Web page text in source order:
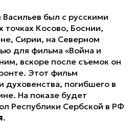
был с русскими
точках Косово, Боснии,
Сирии, на Северном
для фильма «Война и
вскоре после съемок он
Этот фильм
духовенства, погибшего в
На показе будет
Республики Сербской в РФ
.